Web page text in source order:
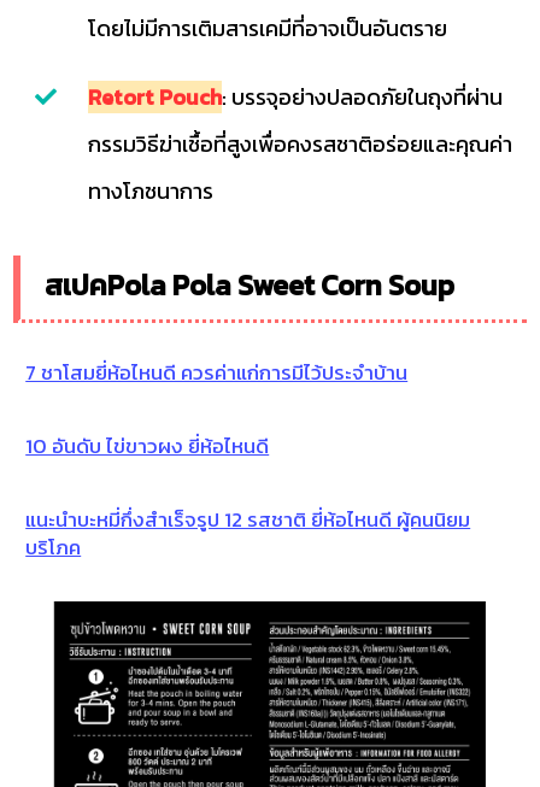
โดยไม่มีการเติมสารเคมีที่อาจเป็นอันตราย
Retort Pouch: บรรจุอย่างปลอดภัยในถุงที่ผ่าน
กรรมวิธีฆ่าเชื้อที่สูงเพื่อคงรสชาติอร่อยและคุณค่า
ทางโภชนาการ
สเปคPola Pola Sweet Corn Soup
7 ชาโสมยี่ห้อไหนดี ควรค่าแก่การมีไว้ประจำบ้าน
10 อันดับ ไข่ขาวผง ยี่ห้อไหนดี
แนะนำบะหมี่กึ่งสำเร็จรูป 12 รสชาติ ยี่ห้อไหนดี ผู้คนนิยม
บริโภค